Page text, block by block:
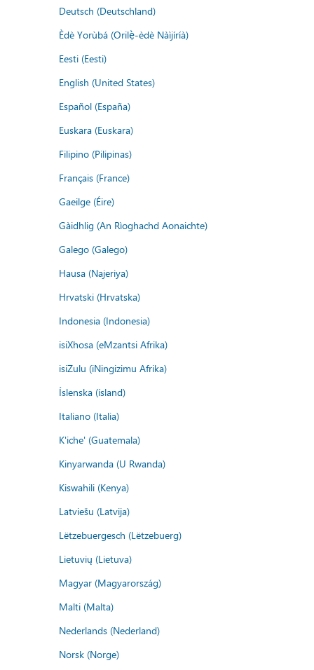
Deutsch (Deutschland)
Èdè Yorùbá (Orilẹ̀-èdè Nàìjíríà)
Eesti (Eesti)
English (United States)
Español (España)
Euskara (Euskara)
Filipino (Pilipinas)
Français (France)
Gaeilge (Éire)
Gàidhlig (An Rìoghachd Aonaichte)
Galego (Galego)
Hausa (Najeriya)
Hrvatski (Hrvatska)
Indonesia (Indonesia)
isiXhosa (eMzantsi Afrika)
isiZulu (iNingizimu Afrika)
Íslenska (ísland)
Italiano (Italia)
K'iche' (Guatemala)
Kinyarwanda (U Rwanda)
Kiswahili (Kenya)
Latviešu (Latvija)
Lëtzebuergesch (Lëtzebuerg)
Lietuvių (Lietuva)
Magyar (Magyarország)
Malti (Malta)
Nederlands (Nederland)
Norsk (Norge)